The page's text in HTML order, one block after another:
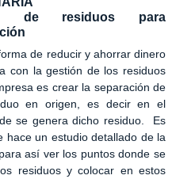
de residuos para
de reducir y ahorrar dinero
con la gestión de los residuos
es crear la separación de
en origen, es decir en el
se genera dicho residuo. Es
hace un estudio detallado de la
así ver los puntos donde se
residuos y colocar en estos